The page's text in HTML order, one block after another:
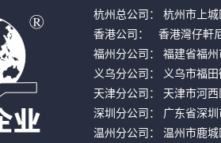
杭州总公司： 杭州市上城
香港公司：   香港灣仔軒
福州分公司： 福建省福
义乌分公司： 义乌市福
天津分公司： 天津市河
深圳分公司： 广东省深
温州分公司： 温州市鹿